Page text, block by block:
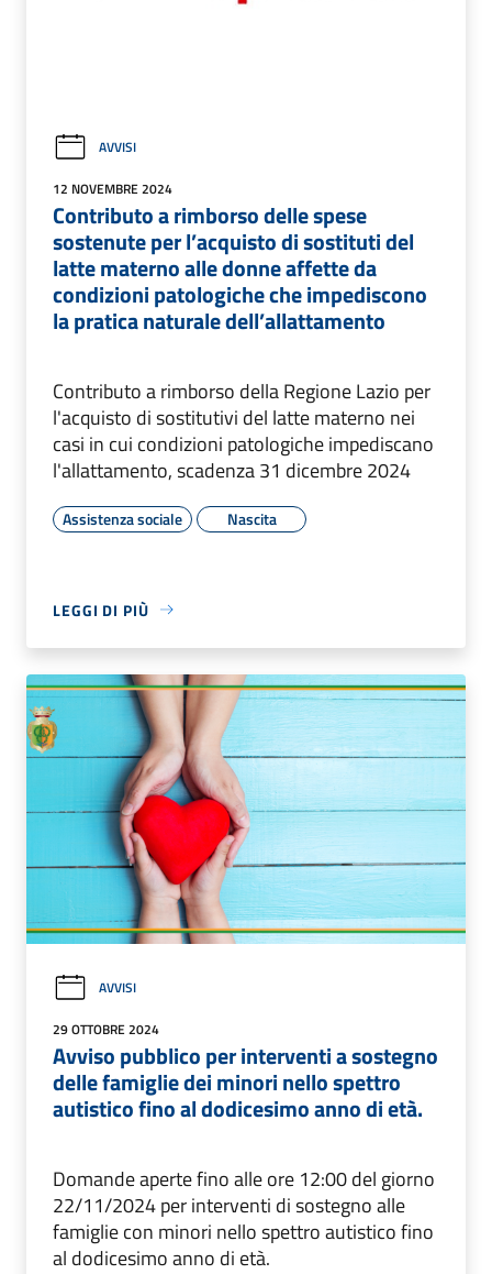
AVVISI
12 NOVEMBRE 2024
Contributo a rimborso delle spese
sostenute per l’acquisto di sostituti del
latte materno alle donne affette da
condizioni patologiche che impediscono
la pratica naturale dell’allattamento
Contributo a rimborso della Regione Lazio per
l'acquisto di sostitutivi del latte materno nei
casi in cui condizioni patologiche impediscano
l'allattamento, scadenza 31 dicembre 2024
Assistenza sociale Nascita
LEGGI DI PIÙ
AVVISI
29 OTTOBRE 2024
Avviso pubblico per interventi a sostegno
delle famiglie dei minori nello spettro
autistico fino al dodicesimo anno di età.
Domande aperte fino alle ore 12:00 del giorno
22/11/2024 per interventi di sostegno alle
famiglie con minori nello spettro autistico fino
al dodicesimo anno di età.